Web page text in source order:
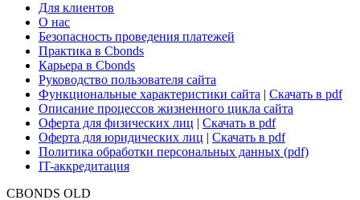
Глоссарий
Поддержка
Для клиентов
О нас
Безопасность проведения платежей
Практика в Cbonds
Карьера в Cbonds
Руководство пользователя сайта
Функциональные характеристики сайта|Скачать в pdf
Описание процессов жизненного цикла сайта
Оферта для физических лиц
Оферта для юридических лиц